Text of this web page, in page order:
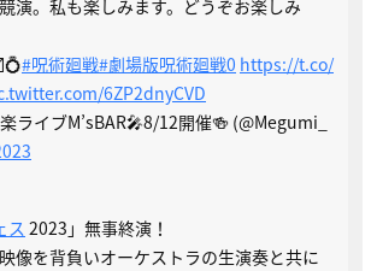
演。私も楽しみます。どうぞお楽しみ
#呪術廻戦#劇場版呪術廻戦0 https://t.co/
6ZP2dnyCVD
ライブM’sBAR🎤8/12開催🍻 (@Megumi_
ス2023」無事終演！
像を背負いオーケストラの生演奏と共に